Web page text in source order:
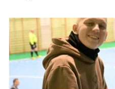
Ta sekcja zawiera treści